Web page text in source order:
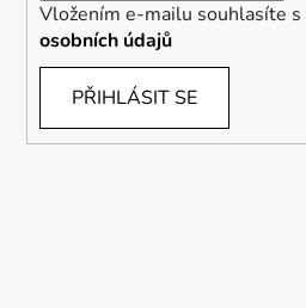
Vložením e-mailu souhlasíte s
osobních údajů
PŘIHLÁSIT SE